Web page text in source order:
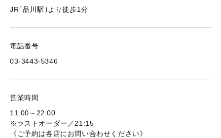
JR｢品川駅｣より徒歩1分
電話番号
03-3443-5346
営業時間
11:00～22:00
※ラストオーダー／21:15
《ご予約は各店にお問い合わせください》